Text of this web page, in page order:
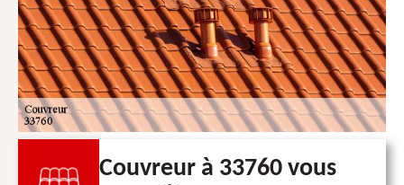
Couvreur à 33760 vous